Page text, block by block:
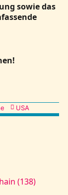
sowie das
USA
(138)